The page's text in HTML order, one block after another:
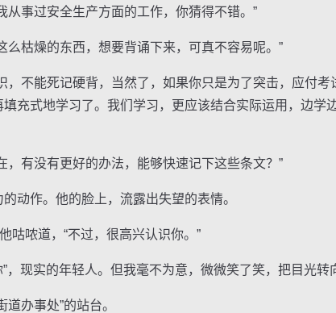
事过安全生产方面的工作，你猜得不错。”
枯燥的东西，想要背诵下来，可真不容易呢。”
不能死记硬背，当然了，如果你只是为了突击，应付考
充式地学习了。我们学习，更应该结合实际运用，边学
有没有更好的办法，能够快速记下这些条文？”
作。他的脸上，流露出失望的表情。
哝道，“不过，很高兴认识你。”
现实的年轻人。但我毫不为意，微微笑了笑，把目光转
办事处”的站台。